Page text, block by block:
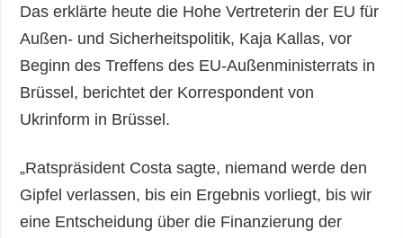
Das erklärte heute die Hohe Vertreterin der EU für
Außen- und Sicherheitspolitik, Kaja Kallas, vor
Beginn des Treffens des EU-Außenministerrats in
Brüssel, berichtet der Korrespondent von
Ukrinform in Brüssel.
„Ratspräsident Costa sagte, niemand werde den
Gipfel verlassen, bis ein Ergebnis vorliegt, bis wir
eine Entscheidung über die Finanzierung der